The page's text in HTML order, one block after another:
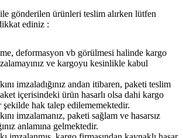
gönderilen ürünleri teslim alırken lütfen
ediniz :
deformasyon vb görülmesi halinde kargo
ve kargoyu kesinlikle kabul
imzaladığınız andan itibaren, paketi teslim
içerisindeki ürün hasarlı olsa dahi kargo
şekilde hak talep edilememektedir.
imzalamanız, paketi sağlam ve hasarsız
anlamına gelmektedir.